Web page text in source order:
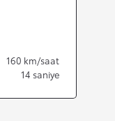
160 km/saat
14 saniye